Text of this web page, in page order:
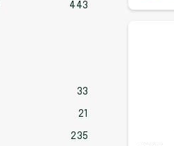
443
33
21
235